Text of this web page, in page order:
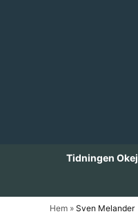
Tidningen Okej
Hem » Sven Melander